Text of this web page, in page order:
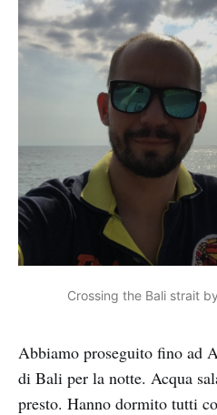
Crossing the Bali strait
Abbiamo proseguito fino ad
di Bali per la notte. Acqua
presto. Hanno dormito tutti